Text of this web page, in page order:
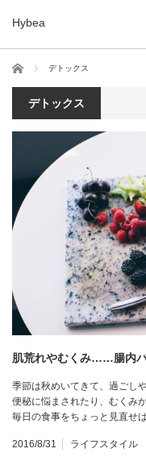
Hybea
ホーム デトックス
デトックス
肌荒れやむくみ……腸内
季節は秋めいてきて、過ごし
便秘に悩まされたり、むくみ
毎日の食事をちょっと見直せ
2016/8/31 ライフスタイル